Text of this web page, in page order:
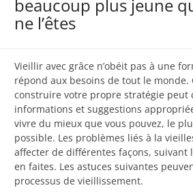
beaucoup plus jeune
ne l’êtes
Vieillir avec grâce n’obéit pas à une
répond aux besoins de tout le monde.
construire votre propre stratégie peut
informations et suggestions
vivre du mieux que vous pouvez, le
possible. Les problèmes liés à la
affecter de différentes façons, suivant
en faites. Les astuces suivantes
processus de vieillissement.